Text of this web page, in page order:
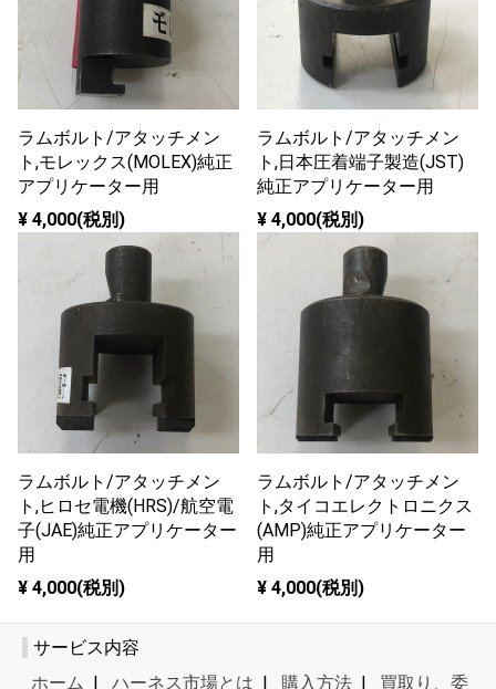
ラムボルト/アタッチメン
ト,モレックス(MOLEX)純正
アプリケーター用
¥ 4,000(税別)
ラムボルト/アタッチメン
ト,日本圧着端子製造(JST)
純正アプリケーター用
¥ 4,000(税別)
ラムボルト/アタッチメン
ト,ヒロセ電機(HRS)/航空電
子(JAE)純正アプリケーター
用
¥ 4,000(税別)
ラムボルト/アタッチメン
ト,タイコエレクトロニクス
(AMP)純正アプリケーター
用
¥ 4,000(税別)
サービス内容
ホーム | ハーネス市場とは | 購入方法 | 買取り、委